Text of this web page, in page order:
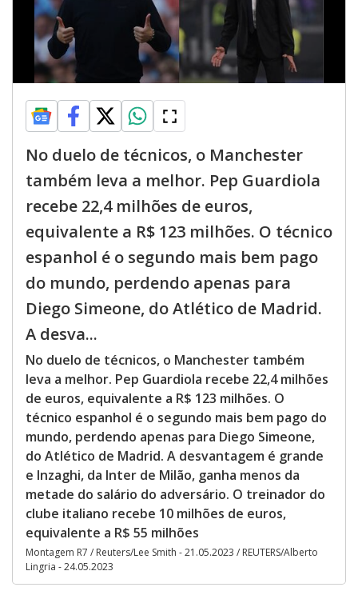
No duelo de técnicos, o Manchester
também leva a melhor. Pep Guardiola
recebe 22,4 milhões de euros,
equivalente a R$ 123 milhões. O técnico
espanhol é o segundo mais bem pago
do mundo, perdendo apenas para
Diego Simeone, do Atlético de Madrid.
A desva...
No duelo de técnicos, o Manchester também
leva a melhor. Pep Guardiola recebe 22,4 milhões
de euros, equivalente a R$ 123 milhões. O
técnico espanhol é o segundo mais bem pago do
mundo, perdendo apenas para Diego Simeone,
do Atlético de Madrid. A desvantagem é grande
e Inzaghi, da Inter de Milão, ganha menos da
metade do salário do adversário. O treinador do
clube italiano recebe 10 milhões de euros,
equivalente a R$ 55 milhões
Montagem R7 / Reuters/Lee Smith - 21.05.2023 / REUTERS/Alberto
Lingria - 24.05.2023